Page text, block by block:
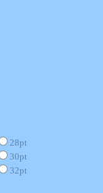
28pt
30pt
32pt